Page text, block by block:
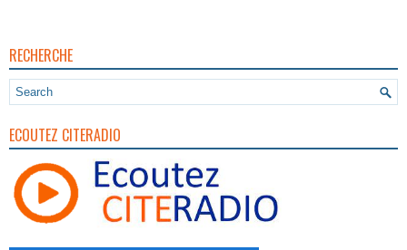
RECHERCHE
ECOUTEZ CITERADIO